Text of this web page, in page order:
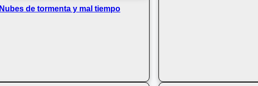
Nubes de tormenta y mal tiempo